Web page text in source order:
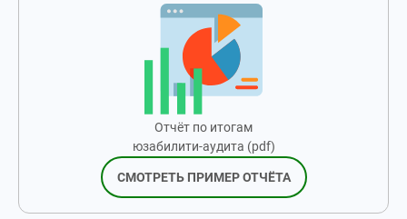
Отчёт по итогам
юзабилити-аудита (pdf)
СМОТРЕТЬ ПРИМЕР ОТЧЁТА